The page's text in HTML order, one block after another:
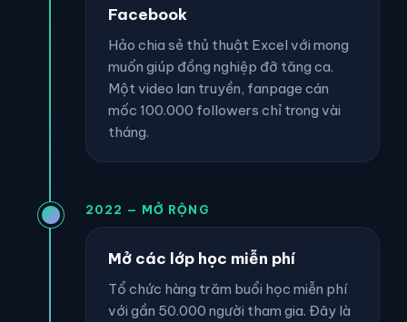
Facebook
Hảo chia sẻ thủ thuật Excel với mong
muốn giúp đồng nghiệp đỡ tăng ca.
Một video lan truyền, fanpage cán
mốc 100.000 followers chỉ trong vài
tháng.
2022 — MỞ RỘNG
Mở các lớp học miễn phí
Tổ chức hàng trăm buổi học miễn phí
với gần 50.000 người tham gia. Đây là